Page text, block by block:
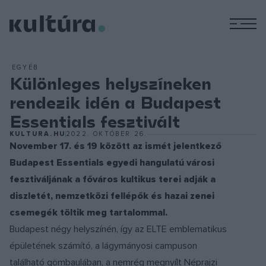
EGYÉB
Különleges helyszíneken
rendezik idén a Budapest
Essentials fesztivált
KULTURA.HU 2022. OKTÓBER 26.
November 17. és 19 között az ismét jelentkező
Budapest Essentials egyedi hangulatú városi
fesztiváljának a főváros kultikus terei adják a
diszletét, nemzetközi fellépők és hazai zenei
csemegék töltik meg tartalommal.
Budapest négy helyszínén, így az ELTE emblematikus
épületének számító, a lágymányosi campuson
található gömbaulában, a nemrég megnyílt Néprajzi